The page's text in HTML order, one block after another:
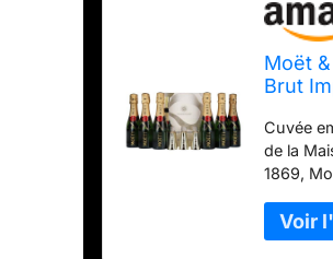
Moët
Brut
6x20cl
Flutes
Cuvée
de la
1869,